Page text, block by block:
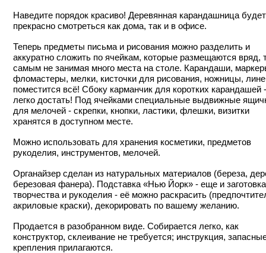
Наведите порядок красиво! Деревянная карандашница будет
прекрасно смотреться как дома, так и в офисе.
Теперь предметы письма и рисования можно разделить и
аккуратно сложить по ячейкам, которые размещаются вряд,
самым не занимая много места на столе. Карандаши,
фломастеры, мелки, кисточки для рисования, ножницы,
поместится всё! Сбоку карманчик для коротких карандашей
легко достать! Под ячейками специальные выдвижные
для мелочей - скрепки, кнопки, ластики, флешки, визитки
хранятся в доступном месте.
Можно использовать для хранения косметики, предметов
рукоделия, инструментов, мелочей.
Органайзер сделан из натуральных материалов (береза,
березовая фанера). Подставка «Нью Йорк» - еще и
творчества и рукоделия - её можно раскрасить
акриловые краски), декорировать по вашему желанию.
Продается в разобранном виде. Собирается легко, как
конструктор, склеивание не требуется; инструкция,
крепления прилагаются.